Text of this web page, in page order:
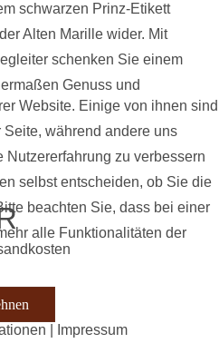
schwarzen Prinz-Etikett
Alten Marille wider. Mit
schenken Sie einem
Genuss und
Website. Einige von ihnen sind
während andere uns
Nutzererfahrung zu verbessern
selbst entscheiden, ob Sie die
beachten Sie, dass bei einer
alle Funktionalitäten der
Impressum